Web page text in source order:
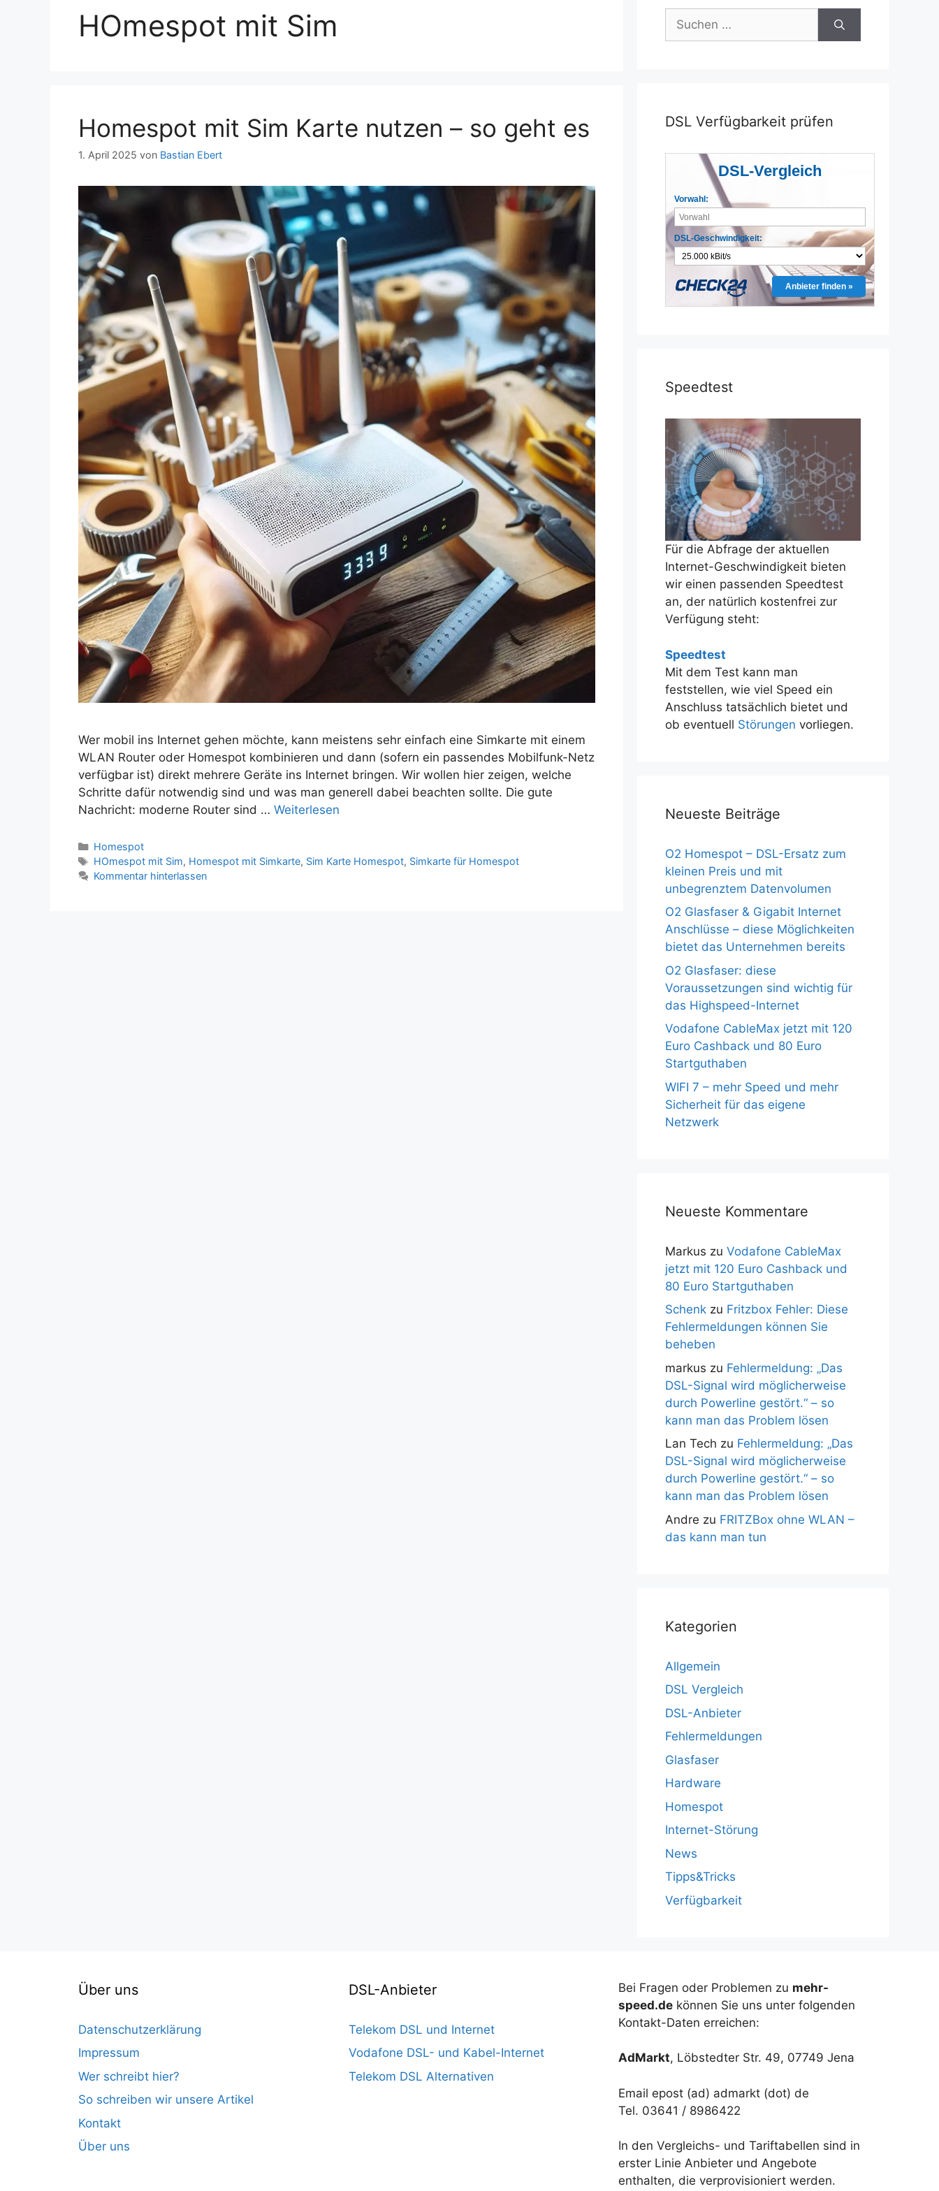
HOmespot mit Sim
Homespot mit Sim Karte nutzen – so geht es
1. April 2025 von Bastian Ebert
Wer mobil ins Internet gehen möchte, kann meistens sehr einfach eine Simkarte mit einem
WLAN Router oder Homespot kombinieren und dann (sofern ein passendes Mobilfunk-Netz
verfügbar ist) direkt mehrere Geräte ins Internet bringen. Wir wollen hier zeigen, welche
Schritte dafür notwendig sind und was man generell dabei beachten sollte. Die gute
Nachricht: moderne Router sind … Weiterlesen
Kategorien
Homespot
Schlagwörter
HOmespot mit Sim, Homespot mit Simkarte, Sim Karte Homespot, Simkarte für Homespot
Kommentar hinterlassen
Suchen
nach:
DSL Verfügbarkeit prüfen
DSL-Vergleich
Vorwahl:
DSL-Geschwindigkeit:
Anbieter finden »
Speedtest
Für die Abfrage der aktuellen
Internet-Geschwindigkeit bieten
wir einen passenden Speedtest
an, der natürlich kostenfrei zur
Verfügung steht:
Speedtest
Mit dem Test kann man
feststellen, wie viel Speed ein
Anschluss tatsächlich bietet und
ob eventuell Störungen vorliegen.
Neueste Beiträge
O2 Homespot – DSL-Ersatz zum
kleinen Preis und mit
unbegrenztem Datenvolumen
O2 Glasfaser & Gigabit Internet
Anschlüsse – diese Möglichkeiten
bietet das Unternehmen bereits
O2 Glasfaser: diese
Voraussetzungen sind wichtig für
das Highspeed-Internet
Vodafone CableMax jetzt mit 120
Euro Cashback und 80 Euro
Startguthaben
WIFI 7 – mehr Speed und mehr
Sicherheit für das eigene
Netzwerk
Neueste Kommentare
Markus zu Vodafone CableMax
jetzt mit 120 Euro Cashback und
80 Euro Startguthaben
Schenk zu Fritzbox Fehler: Diese
Fehlermeldungen können Sie
beheben
markus zu Fehlermeldung: „Das
DSL-Signal wird möglicherweise
durch Powerline gestört.“ – so
kann man das Problem lösen
Lan Tech zu Fehlermeldung: „Das
DSL-Signal wird möglicherweise
durch Powerline gestört.“ – so
kann man das Problem lösen
Andre zu FRITZBox ohne WLAN –
das kann man tun
Kategorien
Allgemein
DSL Vergleich
DSL-Anbieter
Fehlermeldungen
Glasfaser
Hardware
Homespot
Internet-Störung
News
Tipps&Tricks
Verfügbarkeit
Über uns
Datenschutzerklärung
Impressum
Wer schreibt hier?
So schreiben wir unsere Artikel
Kontakt
Über uns
DSL-Anbieter
Telekom DSL und Internet
Vodafone DSL- und Kabel-Internet
Telekom DSL Alternativen
Bei Fragen oder Problemen zu mehr-
speed.de können Sie uns unter folgenden
Kontakt-Daten erreichen:
AdMarkt, Löbstedter Str. 49, 07749 Jena
Email epost (ad) admarkt (dot) de
Tel. 03641 / 8986422
In den Vergleichs- und Tariftabellen sind in
erster Linie Anbieter und Angebote
enthalten, die verprovisioniert werden.